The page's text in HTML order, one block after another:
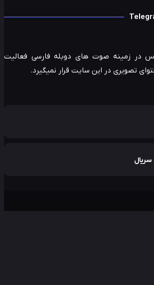
زمینه صوت های دوبله فارسی فعالیت
در این سایت قرار نمیگیرد.